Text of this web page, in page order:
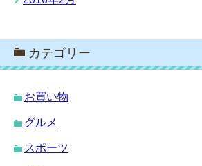
カテゴリー
お買い物
グルメ
スポーツ